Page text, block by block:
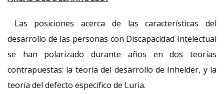
Las posiciones acerca de las características del
desarrollo de las personas con Discapacidad Intelectual
se han polarizado durante años en dos teorías
contrapuestas: la teoría del desarrollo de Inhelder, y la
teoría del defecto específico de Luria.